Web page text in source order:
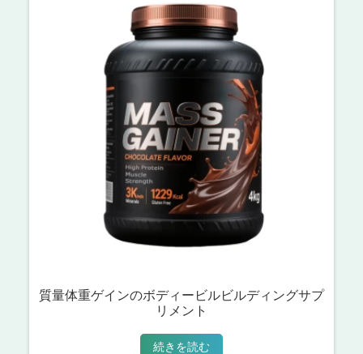
質量体重ゲインのボディービルビルディングサプ
リメント
続きを読む